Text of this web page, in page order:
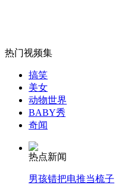
无痛分娩是否安全 医生回
外交部：反对强权政治霸
外交部：有关国家言论片
热门视频集
搞笑
美女
动物世界
BABY秀
奇闻
热点新闻
男孩错把电推当梳子